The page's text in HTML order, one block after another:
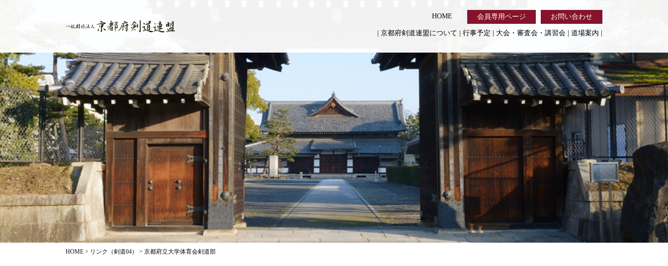
お問い合わせ
会員専用ページ
HOME
京都府剣道連盟について 行事予定 大会・審査会・講習会 道場案内
HOME > リンク（剣道04） > 京都府立大学体育会剣道部